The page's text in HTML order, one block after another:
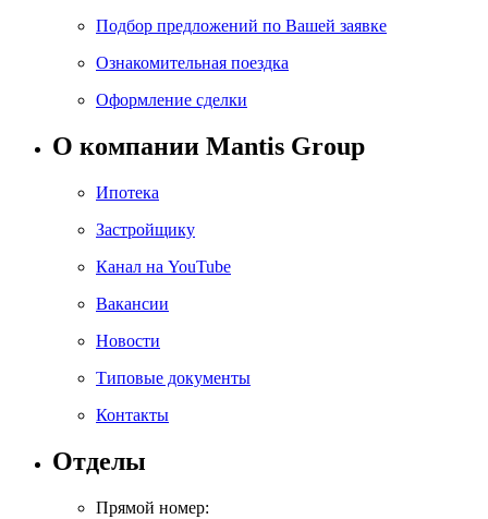
Подбор предложений по Вашей заявке
Ознакомительная поездка
Оформление сделки
О компании Mantis Group
Ипотека
Застройщику
Канал на YouTube
Вакансии
Новости
Типовые документы
Контакты
Отделы
Прямой номер: